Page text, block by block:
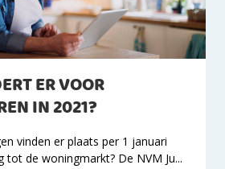
ER VOOR
IN 2021?
vinden er plaats per 1 januari
tot de woningmarkt? De NVM Ju...